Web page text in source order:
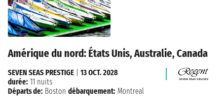
Amérique du nord: États Unis, Australie, Canada
SEVEN SEAS PRESTIGE
13 OCT. 2028
durée: 11 nuits
Départs de: Boston débarquement: Montreal